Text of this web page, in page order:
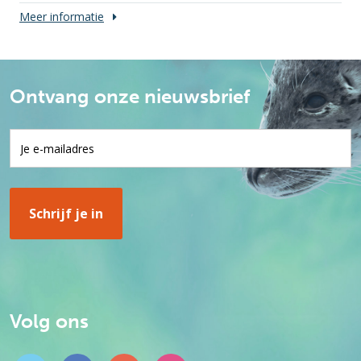
Meer informatie
Ontvang onze nieuwsbrief
Volg ons